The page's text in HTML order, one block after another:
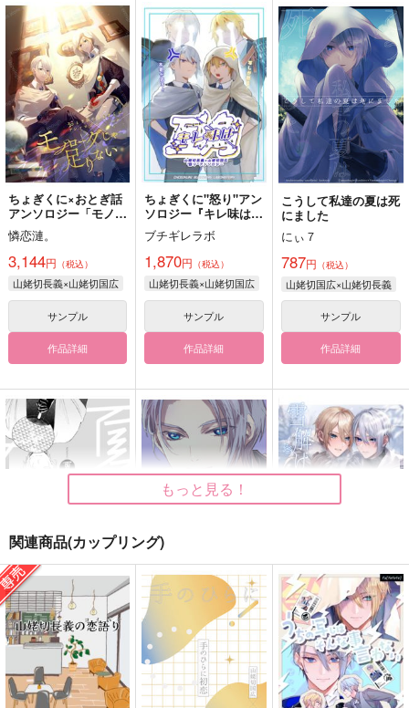
ちょぎくに×おとぎ話
アンソロジー「モノロ
ーグじゃ足りない」
憐恋漣。
3,144円 （税込）
山姥切長義×山姥切国広
サンプル
作品詳細
ちょぎくに"怒り"アン
ソロジー『キレ味は互
角』
ブチギレラボ
1,870円 （税込）
山姥切長義×山姥切国広
サンプル
作品詳細
こうして私達の夏は死
にました
にぃ７
787円 （税込）
山姥切国広×山姥切長義
サンプル
作品詳細
夏夕
fefefe
157円（税込）
山姥切国広×山姥切長義
サンプル
夏、君と花火する
PINK POWER
472 （税込）
山姥切国広×山姥切長義
サンプル
雪解けの頃より
メメントミント
1,477円（税込）
山姥切国広×山姥切長義
サンプル
もっと見る！
関連商品(カップリング)